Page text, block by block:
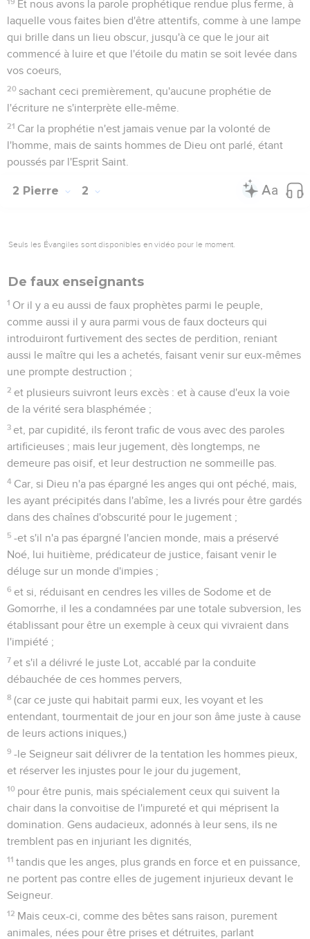
Et nous avons la parole prophétique rendue plus ferme, à
laquelle vous faites bien d'être attentifs, comme à une lampe
qui brille dans un lieu obscur, jusqu'à ce que le jour ait
commencé à luire et que l'étoile du matin se soit levée dans
vos coeurs,
20 sachant ceci premièrement, qu'aucune prophétie de
l'écriture ne s'interprète elle-même.
21 Car la prophétie n'est jamais venue par la volonté de
l'homme, mais de saints hommes de Dieu ont parlé, étant
poussés par l'Esprit Saint.
2 Pierre 2
Seuls les Évangiles sont disponibles en vidéo pour le moment.
De faux enseignants
1 Or il y a eu aussi de faux prophètes parmi le peuple,
comme aussi il y aura parmi vous de faux docteurs qui
introduiront furtivement des sectes de perdition, reniant
aussi le maître qui les a achetés, faisant venir sur eux-mêmes
une prompte destruction ;
2 et plusieurs suivront leurs excès : et à cause d'eux la voie
de la vérité sera blasphémée ;
3 et, par cupidité, ils feront trafic de vous avec des paroles
artificieuses ; mais leur jugement, dès longtemps, ne
demeure pas oisif, et leur destruction ne sommeille pas.
4 Car, si Dieu n'a pas épargné les anges qui ont péché, mais,
les ayant précipités dans l'abîme, les a livrés pour être gardés
dans des chaînes d'obscurité pour le jugement ;
5 -et s'il n'a pas épargné l'ancien monde, mais a préservé
Noé, lui huitième, prédicateur de justice, faisant venir le
déluge sur un monde d'impies ;
6 et si, réduisant en cendres les villes de Sodome et de
Gomorrhe, il les a condamnées par une totale subversion, les
établissant pour être un exemple à ceux qui vivraient dans
l'impiété ;
7 et s'il a délivré le juste Lot, accablé par la conduite
débauchée de ces hommes pervers,
8 (car ce juste qui habitait parmi eux, les voyant et les
entendant, tourmentait de jour en jour son âme juste à cause
de leurs actions iniques,)
9 -le Seigneur sait délivrer de la tentation les hommes pieux,
et réserver les injustes pour le jour du jugement,
10 pour être punis, mais spécialement ceux qui suivent la
chair dans la convoitise de l'impureté et qui méprisent la
domination. Gens audacieux, adonnés à leur sens, ils ne
tremblent pas en injuriant les dignités,
11 tandis que les anges, plus grands en force et en puissance,
ne portent pas contre elles de jugement injurieux devant le
Seigneur.
12 Mais ceux-ci, comme des bêtes sans raison, purement
animales, nées pour être prises et détruites, parlant